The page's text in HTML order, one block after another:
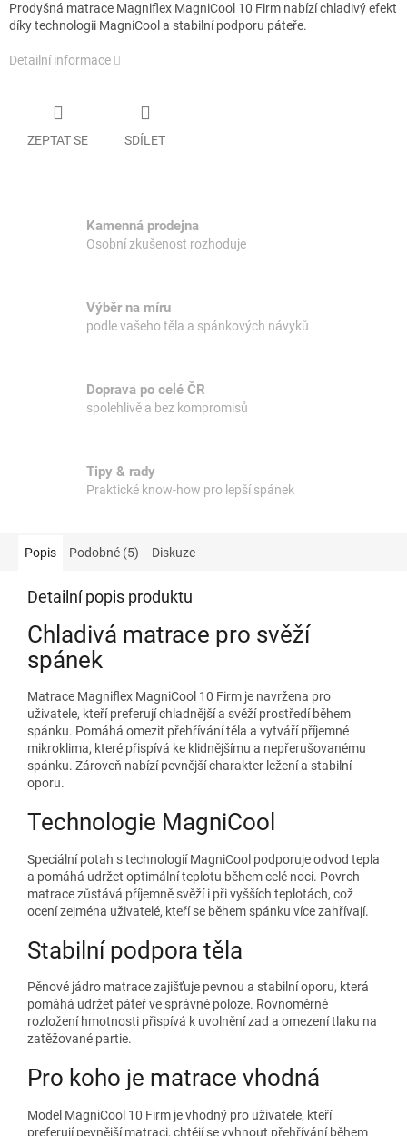
Prodyšná matrace Magniflex MagniCool 10 Firm nabízí chladivý efekt
díky technologii MagniCool a stabilní podporu páteře.
Detailní informace
ZEPTAT SE SDÍLET
Kamenná prodejna
Osobní zkušenost rozhoduje
Výběr na míru
podle vašeho těla a spánkových návyků
Doprava po celé ČR
spolehlivě a bez kompromisů
Tipy & rady
Praktické know-how pro lepší spánek
Popis Podobné (5) Diskuze
Detailní popis produktu
Chladivá matrace pro svěží
spánek
Matrace Magniflex MagniCool 10 Firm je navržena pro
uživatele, kteří preferují chladnější a svěží prostředí během
spánku. Pomáhá omezit přehřívání těla a vytváří příjemné
mikroklima, které přispívá ke klidnějšímu a nepřerušovanému
spánku. Zároveň nabízí pevnější charakter ležení a stabilní
oporu.
Technologie MagniCool
Speciální potah s technologií MagniCool podporuje odvod tepla
a pomáhá udržet optimální teplotu během celé noci. Povrch
matrace zůstává příjemně svěží i při vyšších teplotách, což
ocení zejména uživatelé, kteří se během spánku více zahřívají.
Stabilní podpora těla
Pěnové jádro matrace zajišťuje pevnou a stabilní oporu, která
pomáhá udržet páteř ve správné poloze. Rovnoměrné
rozložení hmotnosti přispívá k uvolnění zad a omezení tlaku na
zatěžované partie.
Pro koho je matrace vhodná
Model MagniCool 10 Firm je vhodný pro uživatele, kteří
preferují pevnější matraci, chtějí se vyhnout přehřívání během